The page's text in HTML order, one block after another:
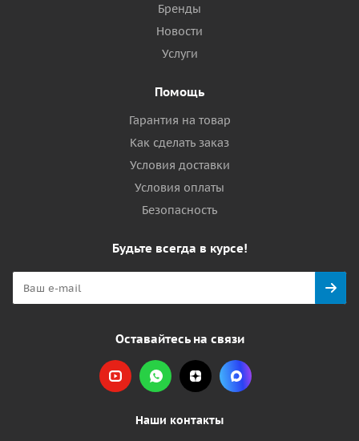
Бренды
Новости
Услуги
Помощь
Гарантия на товар
Как сделать заказ
Условия доставки
Условия оплаты
Безопасность
Будьте всегда в курсе!
Оставайтесь на связи
Наши контакты